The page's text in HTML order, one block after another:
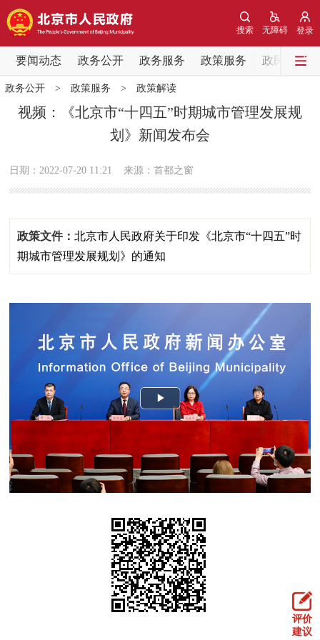
登录
无障碍
搜索
要闻动态 政务公开 政务服务 政策服务 政民互动
要闻动态
党中央精神 国务院信息
会议信息
市领导 机构职能
决策公开 专题公开
政务服务
个人服务 法人服务 部门服务
便民服务 利企服务 投资项目
中介服务 阳光政务
12345网上接诉即办 我要咨询
在线访谈
政务公开> 政策服务 > 政策解读
视频：《北京市“十四五”时期城市管理发展规
划》新闻发布会
日期：2022-07-20 11:21 来源：首都之窗
政策文件：北京市人民政府关于印发《北京市“十四五”时
期城市管理发展规划》的通知
评价
建议